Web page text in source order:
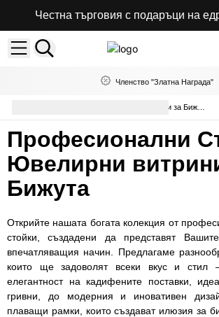
Честна търговия с подаръци на
Членство "Златна Награда"
Професионални Стойки и Витрини за Бижута
Професионални
Ювелирни
Бижута
Открийте нашата богата колекция от
стойки, създадени да представят
впечатляващия начин. Предлагаме
които ще задоволят всеки вкус и стил
елегантност на кадифените поставки,
гривни, до модерния и иновативен
плаващи рамки, които създават илюзия за